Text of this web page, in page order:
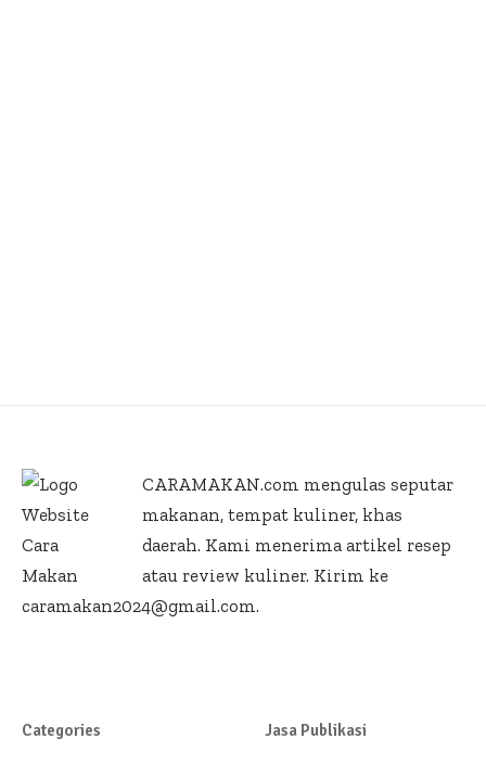
CARAMAKAN.com mengulas seputar
makanan, tempat kuliner, khas
daerah. Kami menerima artikel resep
atau review kuliner. Kirim ke
caramakan2024@gmail.com.
Categories Jasa Publikasi